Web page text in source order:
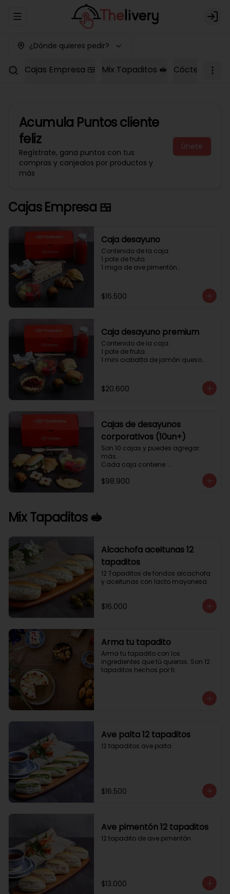
Abrir menu de navegación Login
¿Dónde quieres pedir?
Cajas Empresa 🍱 Mix Tapaditos 🥪 Cóctel Dulce
Acumula Puntos cliente
feliz
Regístrate, gana puntos con tus
compras y canjealos por productos y
más
Únete
Cajas Empresa 🍱
Caja desayuno
Contenido de la caja:
1 pote de fruta.
1 miga de ave pimentón
1 mini muffin
1 sobre de té y café
$16.500
Caja desayuno premium
Contenido de la caja:
1 pote de fruta.
1 mini ciabatta de jamón queso
1 mini muffin
1 cheesecake
$20.600
Cajas de desayunos
corporativos (10un+)
Son 10 cajas y puedes agregar
más.
Cada caja contiene:
2 mini croissant jamón queso.
1 mini muffin.
Estos desayunos no los vendemos
por unidad, desde 10 cajas.
$98.900
Mix Tapaditos 🥪
Alcachofa aceitunas 12
tapaditos
12 Tapaditos de fondos alcachofa
y aceitunas con lacto mayonesa.
$16.000
Arma tu tapadito
Arma tu tapadito con los
ingredientes que tú quieras. Son 12
tapaditos hechos por ti.
Ave palta 12 tapaditos
12 tapaditos ave palta
$16.500
Ave pimentón 12 tapaditos
12 tapadito de ave pimentón
$13.000